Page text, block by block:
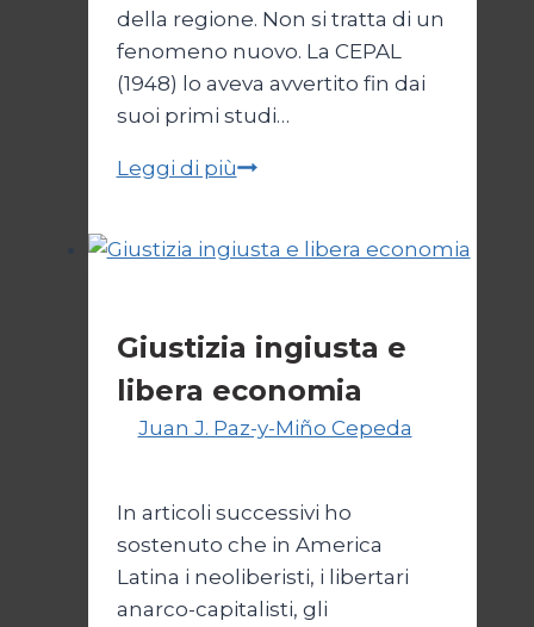
della regione. Non si tratta di un
fenomeno nuovo. La CEPAL
(1948) lo aveva avvertito fin dai
suoi primi studi…
Leggi di piùLibertà
perversa
Giustizia ingiusta e
libera economia
Juan J. Paz-y-Miño Cepeda
In articoli successivi ho
sostenuto che in America
Latina i neoliberisti, i libertari
anarco-capitalisti, gli